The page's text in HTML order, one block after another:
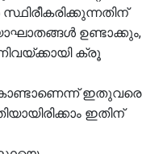
ഉണ്ടാക്കും,
ക്രൂ
ഇതുവരെ
ഇതിന്